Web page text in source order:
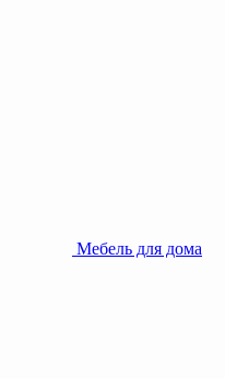
Мебель для дома